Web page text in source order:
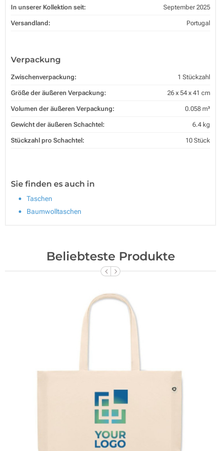
In unserer Kollektion seit: September 2025
Versandland: Portugal
Verpackung
Zwischenverpackung: 1 Stückzahl
Größe der äußeren Verpackung: 26 x 54 x 41 cm
Volumen der äußeren Verpackung: 0.058 m³
Gewicht der äußeren Schachtel: 6.4 kg
Stückzahl pro Schachtel: 10 Stück
Sie finden es auch in
Taschen
Baumwolltaschen
Beliebteste Produkte